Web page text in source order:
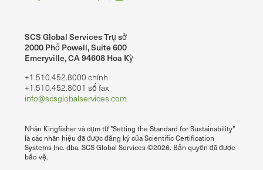
SCS Global Services Trụ sở
2000 Phố Powell, Suite 600
Emeryville, CA 94608 Hoa Kỳ
+1.510.452.8000 chính
+1.510.452.8001 số fax
info@scsglobalservices.com
Nhãn Kingfisher và cụm từ "Setting the Standard for Sustainability"
là các nhãn hiệu đã được đăng ký của Scientific Certification
Systems Inc. dba. SCS Global Services ©2026. Bản quyền đã được
bảo vệ.